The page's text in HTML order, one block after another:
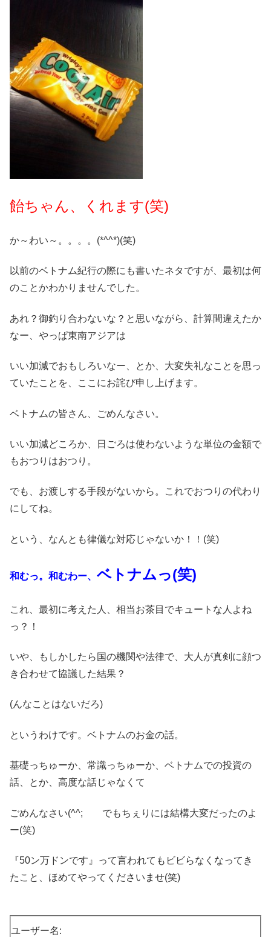
飴ちゃん、くれます(笑)
か～わい～。。。。(*^^*)(笑)
以前のベトナム紀行の際にも書いたネタですが、最初は何
のことかわかりませんでした。
あれ？御釣り合わないな？と思いながら、計算間違えたか
なー、やっぱ東南アジアは
いい加減でおもしろいなー、とか、大変失礼なことを思っ
ていたことを、ここにお詫び申し上げます。
ベトナムの皆さん、ごめんなさい。
いい加減どころか、日ごろは使わないような単位の金額で
もおつりはおつり。
でも、お渡しする手段がないから。これでおつりの代わり
にしてね。
という、なんとも律儀な対応じゃないか！！(笑)
和むっ。 和むわー、 ベトナムっ(笑)
これ、最初に考えた人、相当お茶目でキュートな人よね
っ？！
いや、もしかしたら国の機関や法律で、大人が真剣に顔つ
き合わせて協議した結果？
(んなことはないだろ)
というわけです。ベトナムのお金の話。
基礎っちゅーか、常識っちゅーか、ベトナムでの投資の
話、とか、高度な話じゃなくて
ごめんなさい(^^; でもちぇりには結構大変だったのよ
ー(笑)
『50ン万ドンです』って言われてもビビらなくなってき
たこと、ほめてやってくださいませ(笑)
ユーザー名: